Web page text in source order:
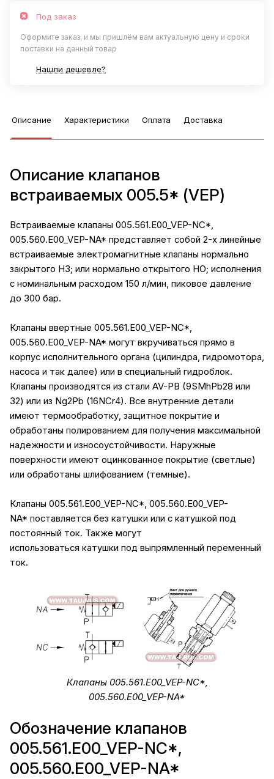
Под заказ
Оформите заказ, и мы пришлём вам актуальную цену и сроки
поставки на данный товар
Нашли дешевле?
Описание Характеристики Оплата Доставка
Описание клапанов
встраиваемых 005.5* (VEP)
Встраиваемые клапаны 005.561.E00_VEP-NC*,
005.560.E00_VEP-NA* представляет собой 2-х линейные
встраиваемые электромагнитные клапаны нормально
закрытого НЗ; или нормально открытого НО; исполнения
с номинальным расходом 150 л/мин, пиковое давление
до 300 бар.
Клапаны ввертные 005.561.E00_VEP-NC*,
005.560.E00_VEP-NA* могут вкручиваться прямо в
корпус исполнительного органа (цилиндра, гидромотора,
насоса и так далее) или в специальный гидроблок.
Клапаны производятся из стали AV-PB (9SMhPb28 или
32) или из Ng2Pb (16NCr4). Все внутренние детали
имеют термообработку, защитное покрытие и
обработаны полированием для получения максимальной
надежности и износоустойчивости. Наружные
поверхности имеют оцинкованное покрытие (светлые)
или обработаны шлифованием (темные).
Клапаны 005.561.E00_VEP-NC*, 005.560.E00_VEP-
NA* поставляется без катушки или с катушкой под
постоянный ток. Также могут
использоваться катушки под выпрямленный переменный
ток.
Клапаны 005.561.E00_VEP-NC*,
005.560.E00_VEP-NA*
Обозначение клапанов
005.561.E00_VEP-NC*,
005.560.E00_VEP-NA*